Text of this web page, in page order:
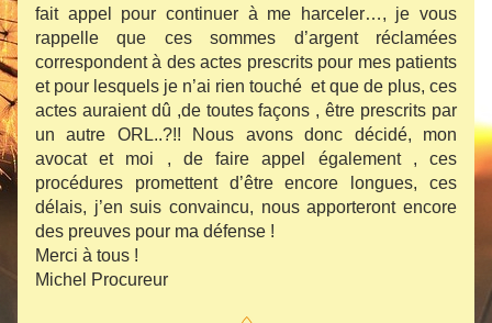
fait appel pour continuer à me harceler…, je vous
rappelle que ces sommes d’argent réclamées
correspondent à des actes prescrits pour mes patients
et pour lesquels je n’ai rien touché  et que de plus, ces
actes auraient dû ,de toutes façons , être prescrits par
un autre ORL..?!! Nous avons donc décidé, mon
avocat et moi , de faire appel également , ces
procédures promettent d’être encore longues, ces
délais, j’en suis convaincu, nous apporteront encore
des preuves pour ma défense !
Merci à tous !
Michel Procureur